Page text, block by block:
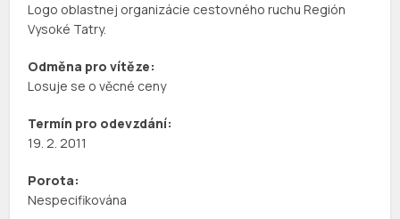
Logo oblastnej organizácie cestovného ruchu Región
Vysoké Tatry.
Odměna pro vítěze:
Losuje se o věcné ceny
Termín pro odevzdání:
19. 2. 2011
Porota:
Nespecifikována